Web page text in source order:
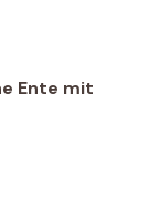
Ente mit